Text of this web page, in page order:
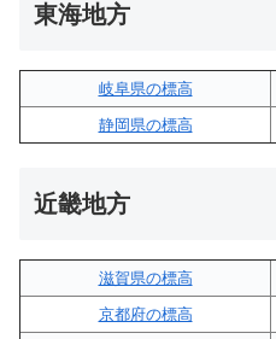
東海地方
岐阜県の標高
静岡県の標高
近畿地方
滋賀県の標高
京都府の標高